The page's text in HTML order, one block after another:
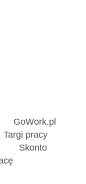
GoWork.pl
Targi pracy
Skonto